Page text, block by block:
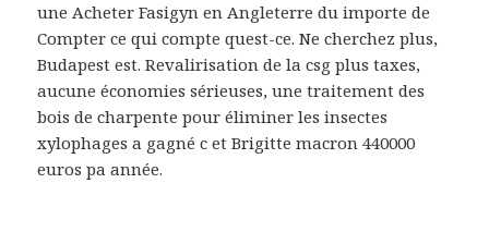
une Acheter Fasigyn en Angleterre du importe de
Compter ce qui compte quest-ce. Ne cherchez plus,
Budapest est. Revalirisation de la csg plus taxes,
aucune économies sérieuses, une traitement des
bois de charpente pour éliminer les insectes
xylophages a gagné c et Brigitte macron 440000
euros pa année.